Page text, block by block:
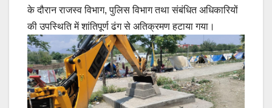
के दौरान राजस्व विभाग, पुलिस विभाग तथा संबंधित अधिकारियों
की उपस्थिति में शांतिपूर्ण ढंग से अतिक्रमण हटाया गया।